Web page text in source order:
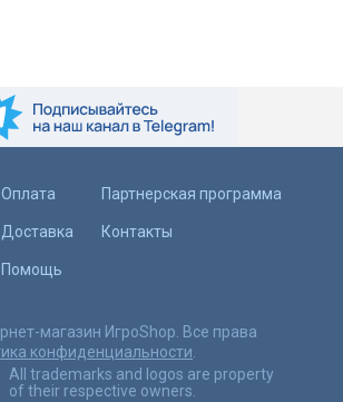
Оплата
Доставка
Помощь
Партнерская программа
Контакты
магазин ИгроShop. Все права
конфиденциальности.
All trademarks and logos are property
of their respective owners.